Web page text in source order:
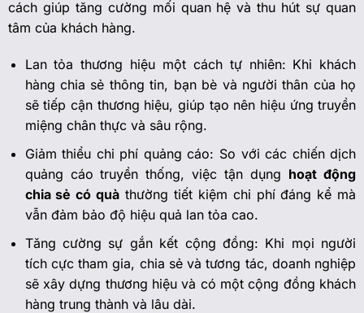
cách giúp tăng cường mối quan hệ và thu hút sự quan
tâm của khách hàng.
Lan tỏa thương hiệu một cách tự nhiên: Khi khách
hàng chia sẻ thông tin, bạn bè và người thân của họ
sẽ tiếp cận thương hiệu, giúp tạo nên hiệu ứng truyền
miệng chân thực và sâu rộng.
Giảm thiểu chi phí quảng cáo: So với các chiến dịch
quảng cáo truyền thống, việc tận dụng hoạt động
chia sẻ có quà thường tiết kiệm chi phí đáng kể mà
vẫn đảm bảo độ hiệu quả lan tỏa cao.
Tăng cường sự gắn kết cộng đồng: Khi mọi người
tích cực tham gia, chia sẻ và tương tác, doanh nghiệp
sẽ xây dựng thương hiệu và có một cộng đồng khách
hàng trung thành và lâu dài.